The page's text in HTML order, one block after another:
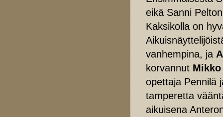
eikä Sanni
Kaksikolla on
vanhempina, ja
korvannut
opettaja Pennilä
tamperetta
aikuisena